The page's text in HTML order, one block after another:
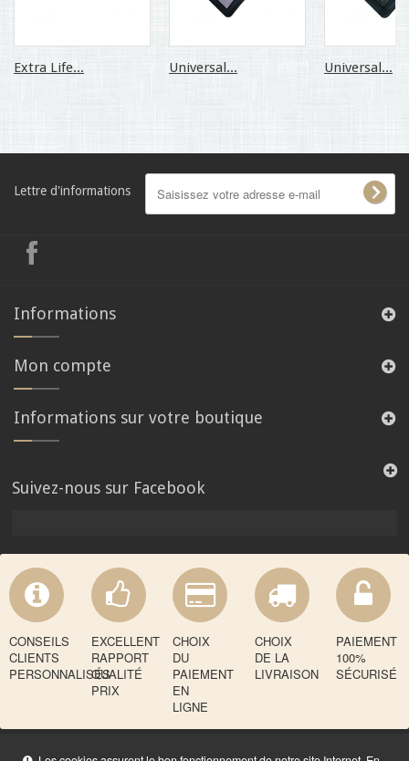
Extra Life... Universal... Universal...
Lettre d'informations
Informations
Mon compte
Informations sur votre boutique
Suivez-nous sur Facebook
CONSEILS
CLIENTS
PERSONNALISÉS
EXCELLENT
RAPPORT
QUALITÉ
PRIX
CHOIX
DU
PAIEMENT
EN
LIGNE
CHOIX
DE LA
LIVRAISON
PAIEMENT
100%
SÉCURISÉ